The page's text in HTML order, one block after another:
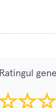
Ratingul